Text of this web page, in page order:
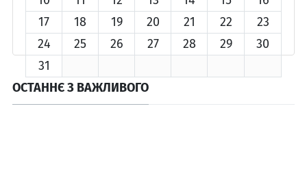
17
18 19 20 21 22
23
24
25 26 27 28 29
30
31
ОСТАННЄ З ВАЖЛИВОГО